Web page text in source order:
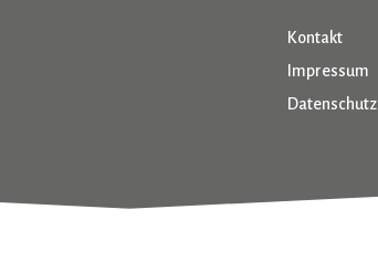
Kontakt
Impressum
Datenschutz